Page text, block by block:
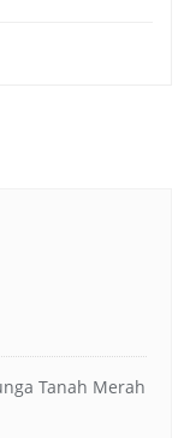
Tanah Merah